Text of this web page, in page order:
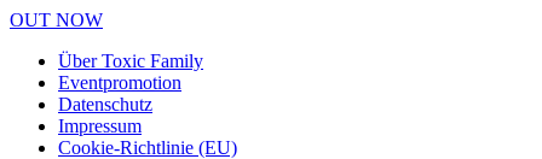
OUT NOW
Über Toxic Family
Eventpromotion
Datenschutz
Impressum
Cookie-Richtlinie (EU)